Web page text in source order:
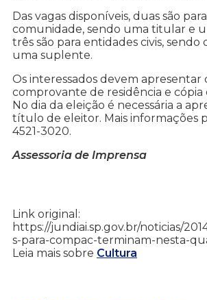
Das vagas disponíveis, duas são
comunidade, sendo uma titular e
três são para entidades civis, sendo
uma suplente.
Os interessados devem apresentar
comprovante de residência e cópia
No dia da eleição é necessária a
título de eleitor. Mais informações
4521-3020.
Assessoria de Imprensa
Link original:
https://jundiai.sp.gov.br/noticias/
s-para-compac-terminam-nesta-
Leia mais sobre Cultura